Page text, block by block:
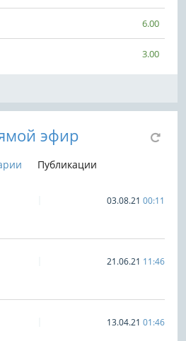
6.00
3.00
эфир
Публикации
03.08.21 00:11
21.06.21 11:46
13.04.21 01:46